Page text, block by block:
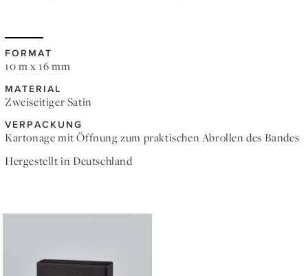
FORMAT
10 m x 16 mm
MATERIAL
Zweiseitiger Satin
VERPACKUNG
Kartonage mit Öffnung zum praktischen Abrollen des Bandes
Hergestellt in Deutschland